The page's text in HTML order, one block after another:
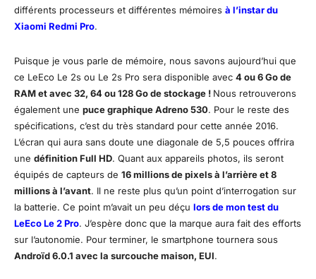
différents processeurs et différentes mémoires à l’instar du
Xiaomi Redmi Pro.
Puisque je vous parle de mémoire, nous savons aujourd’hui que
ce LeEco Le 2s ou Le 2s Pro sera disponible avec 4 ou 6 Go de
RAM et avec 32, 64 ou 128 Go de stockage ! Nous retrouverons
également une puce graphique Adreno 530. Pour le reste des
spécifications, c’est du très standard pour cette année 2016.
L’écran qui aura sans doute une diagonale de 5,5 pouces offrira
une définition Full HD. Quant aux appareils photos, ils seront
équipés de capteurs de 16 millions de pixels à l’arrière et 8
millions à l’avant. Il ne reste plus qu’un point d’interrogation sur
la batterie. Ce point m’avait un peu déçu lors de mon test du
LeEco Le 2 Pro. J’espère donc que la marque aura fait des efforts
sur l’autonomie. Pour terminer, le smartphone tournera sous
Androïd 6.0.1 avec la surcouche maison, EUI.